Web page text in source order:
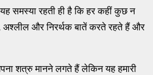
समस्या रहती ही है कि हर कहीं कुछ न
और निरर्थक बातें करते रहते हैं और
शत्रु मानने लगते हैं लेकिन यह हमारी